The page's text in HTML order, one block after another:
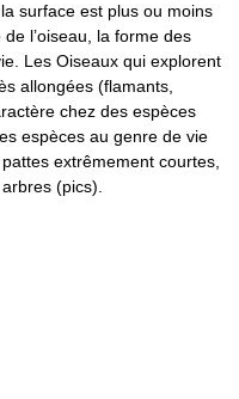
surface est plus ou moins
l’oiseau, la forme des
Les Oiseaux qui explorent
allongées (flamants,
chez des espèces
espèces au genre de vie
extrêmement courtes,
(pics).